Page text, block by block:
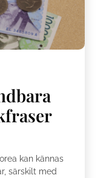
kan kännas
särskilt med